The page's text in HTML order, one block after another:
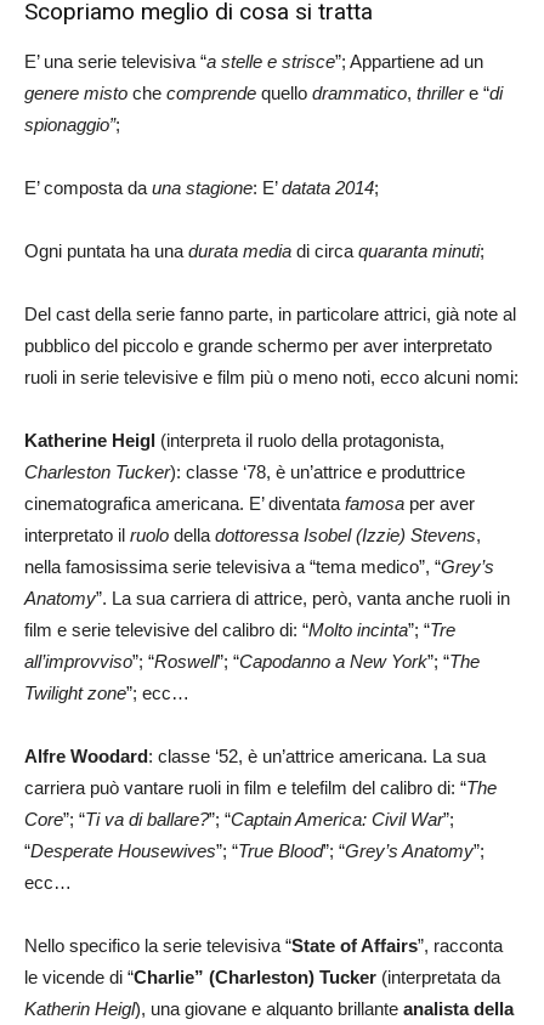
Scopriamo meglio di cosa si tratta
E’ una serie televisiva “a stelle e strisce”; Appartiene ad un
genere misto che comprende quello drammatico, thrillere “di
spionaggio”;
E’ composta dauna stagione: E’datata 2014;
Ogni puntata ha unadurata media di circaquaranta minuti;
Del cast della serie fanno parte, in particolare attrici, già note al
pubblico del piccolo e grande schermo per aver interpretato
ruoli in serie televisive e film più o meno noti, ecco alcuni nomi:
Katherine Heigl (interpreta il ruolo della protagonista,
Charleston Tucker): classe ‘78, è un’attrice e produttrice
cinematografica americana. E’ diventatafamosa per aver
interpretato il ruolo delladottoressa Isobel (Izzie) Stevens,
nella famosissima serie televisiva a “tema medico”, “Grey’s
Anatomy”. La sua carriera di attrice, però, vanta anche ruoli in
film e serie televisive del calibro di: “Molto incinta”; “Tre
all’improvviso”; “Roswell”; “Capodanno a New York”; “The
Twilight zone”; ecc…
Alfre Woodard: classe ‘52, è un’attrice americana. La sua
carriera può vantare ruoli in film e telefilm del calibro di: “The
Core”; “Ti va di ballare?”; “Captain America: Civil War”;
“Desperate Housewives”; “True Blood”; “Grey’s Anatomy”;
ecc…
Nello specifico la serie televisiva “State of Affairs”, racconta
le vicende di “Charlie” (Charleston) Tucker (interpretata da
Katherin Heigl), una giovane e alquanto brillante analista della